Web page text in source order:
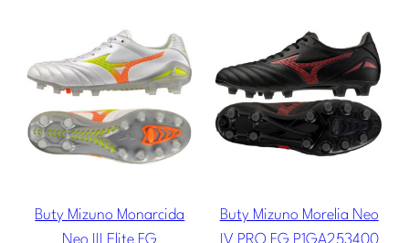
Buty Mizuno Monarcida
Neo III Elite FG
Buty Mizuno Morelia Neo
IV PRO FG P1GA253400